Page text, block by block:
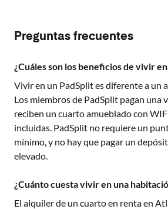
Preguntas frecuentes
¿Cuáles son los beneficios de vivir
Vivir en un PadSplit es diferente a un
Los miembros de PadSplit pagan una
reciben un cuarto amueblado con
incluidas. PadSplit no requiere un
mínimo, y no hay que pagar un
elevado.
¿Cuánto cuesta vivir en una
El alquiler de un cuarto en renta en